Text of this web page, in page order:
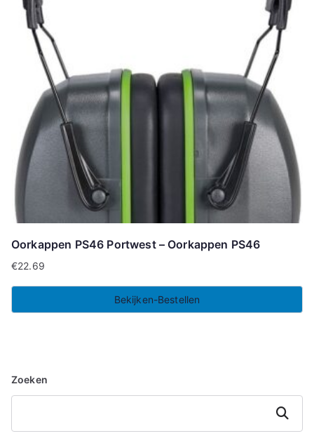
Oorkappen PS46 Portwest – Oorkappen PS46
€22.69
Bekijken-Bestellen
Zoeken
Zoeken